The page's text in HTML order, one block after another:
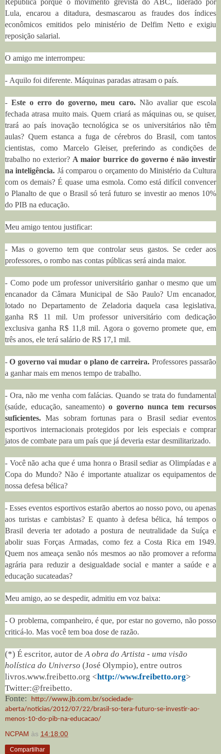
República porque o movimento grevista do ABC, liderado por
Lula, encarou a ditadura, desmascarou as fraudes dos índices
econômicos emitidos pelo ministério de Delfim Netto e exigiu
reposição salarial.
O amigo me interrompeu:
- Aquilo foi diferente. Máquinas paradas atrasam o país.
- Este o erro do governo, meu caro. Não avaliar que escola
fechada atrasa muito mais. Quem criará as máquinas ou, se quiser,
trará ao país inovação tecnológica se os universitários não têm
aulas? Quem estanca a fuga de cérebros do Brasil, com tantos
cientistas, como Marcelo Gleiser, preferindo as condições de
trabalho no exterior? A maior burrice do governo é não investir
na inteligência. Já comparou o orçamento do Ministério da Cultura
com os demais? É quase uma esmola. Como está difícil convencer
o Planalto de que o Brasil só terá futuro se investir ao menos 10%
do PIB na educação.
Meu amigo tentou justificar:
- Mas o governo tem que controlar seus gastos. Se ceder aos
professores, o rombo nas contas públicas será ainda maior.
- Como pode um professor universitário ganhar o mesmo que um
encanador da Câmara Municipal de São Paulo? Um encanador,
lotado no Departamento de Zeladoria daquela casa legislativa,
ganha R$ 11 mil. Um professor universitário com dedicação
exclusiva ganha R$ 11,8 mil. Agora o governo promete que, em
três anos, ele terá salário de R$ 17,1 mil.
-O governo vai mudar o plano de carreira. Professores passarão
a ganhar mais em menos tempo de trabalho.
- Ora, não me venha com falácias. Quando se trata do fundamental
(saúde, educação, saneamento)o governo nunca tem recursos
suficientes. Mas sobram fortunas para o Brasil sediar eventos
esportivos internacionais protegidos por leis especiais e comprar
jatos de combate para um país que já deveria estar desmilitarizado.
- Você não acha que é uma honra o Brasil sediar as Olimpíadas e a
Copa do Mundo? Não é importante atualizar os equipamentos de
nossa defesa bélica?
- Esses eventos esportivos estarão abertos ao nosso povo, ou apenas
aos turistas e cambistas? E quanto à defesa bélica, há tempos o
Brasil deveria ter adotado a postura de neutralidade da Suíça e
abolir suas Forças Armadas, como fez a Costa Rica em 1949.
Quem nos ameaça senão nós mesmos ao não promover a reforma
agrária para reduzir a desigualdade social e manter a saúde e a
educação sucateadas?
Meu amigo, ao se despedir, admitiu em voz baixa:
- O problema, companheiro, é que, por estar no governo, não posso
criticá-lo. Mas você tem boa dose de razão.
(*) É escritor, autor de A obra do Artista - uma visão
holística do Universo (José Olympio), entre outros
livros.www.freibetto.org <http://www.freibetto.org>
Twitter:@freibetto.
Fonte:
http://www.jb.com.br/sociedade-
aberta/noticias/2012/07/22/brasil-so-tera-futuro-se-investir-ao-
menos-10-do-pib-na-educacao/
NCPAM às 14:18:00
Compartilhar